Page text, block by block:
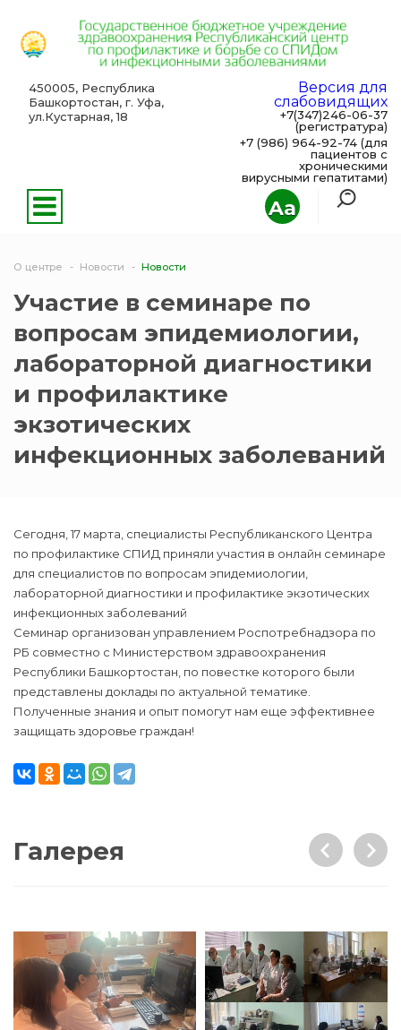
Aa
450005, Республика
Башкортостан, г. Уфа,
ул.Кустарная, 18
Версия для
слабовидящих
+7(347)246-06-37
(регистратура)
+7 (986) 964-92-74 (для
пациентов с
хроническими
вирусными гепатитами)
О центре Новости Новости
Участие в семинаре по
вопросам эпидемиологии,
лабораторной диагностики
и профилактике
экзотических
инфекционных заболеваний
Сегодня, 17 марта, специалисты Республиканского Центра
по профилактике СПИД приняли участия в онлайн семинаре
для специалистов по вопросам эпидемиологии,
лабораторной диагностики и профилактике экзотических
инфекционных заболеваний
Семинар организован управлением Роспотребнадзора по
РБ совместно с Министерством здравоохранения
Республики Башкортостан, по повестке которого были
представлены доклады по актуальной тематике.
Полученные знания и опыт помогут нам еще эффективнее
защищать здоровье граждан!
Галерея